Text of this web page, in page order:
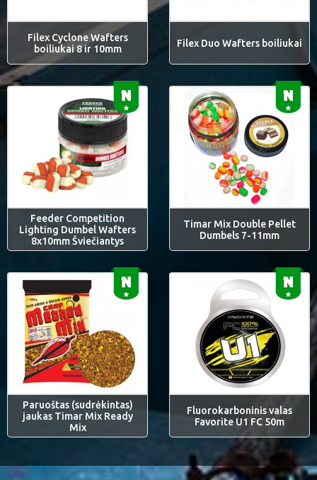
Filex Cyclone Wafters
boiliukai 8 ir 10mm
Filex Duo Wafters boiliukai
Feeder Competition
Lighting Dumbel Wafters
8x10mm Šviečiantys
Timar Mix Double Pellet
Dumbels 7-11mm
Paruoštas (sudrėkintas)
jaukas Timar Mix Ready
Mix
Fluorokarboninis valas
Favorite U1 FC 50m